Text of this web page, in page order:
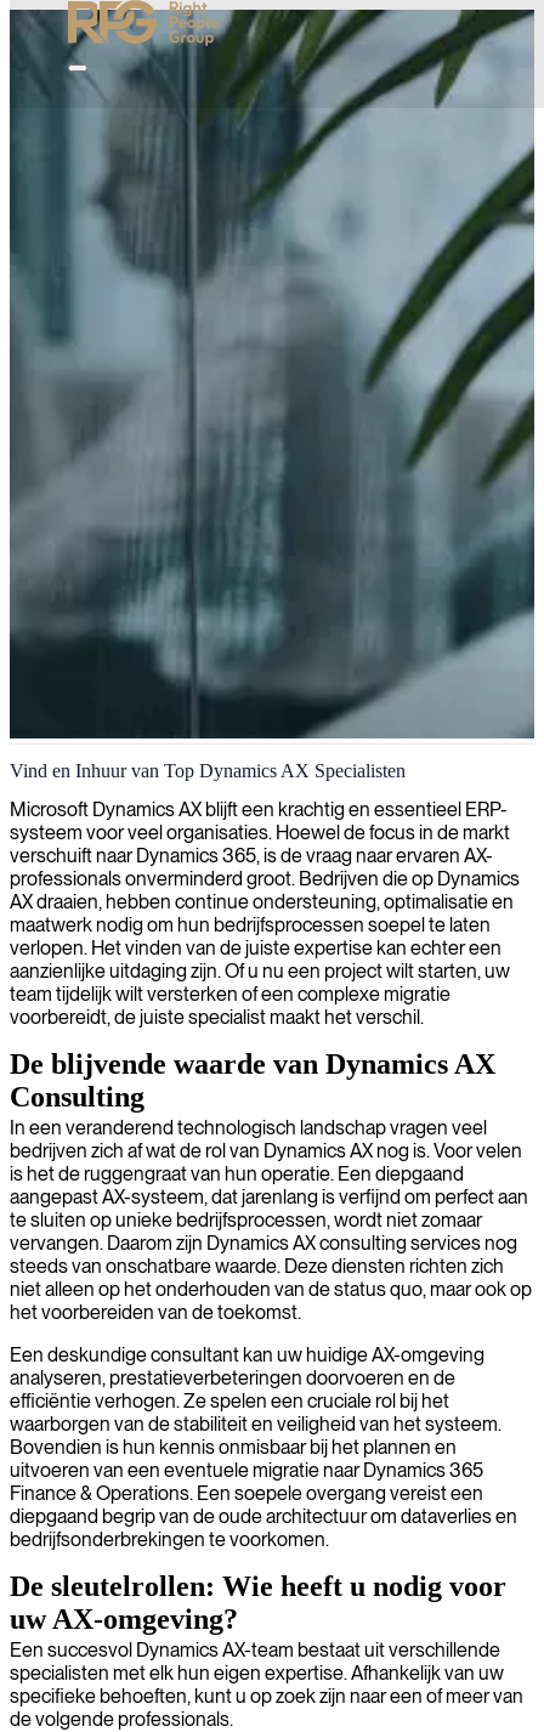
Beheer van bedrijfsmiddelen
Verbind met onze ervaren Dynamics AX 2012 consultants die
aangepaste ERP-oplossingen leveren om het potentieel van uw
systeem te maximaliseren en de operationele efficiëntie te
verbeteren.
Vind en Inhuur van Top Dynamics AX Specialisten
Microsoft Dynamics AX blijft een krachtig en essentieel ERP-
systeem voor veel organisaties. Hoewel de focus in de markt
verschuift naar Dynamics 365, is de vraag naar ervaren AX-
professionals onverminderd groot. Bedrijven die op Dynamics
AX draaien, hebben continue ondersteuning, optimalisatie en
maatwerk nodig om hun bedrijfsprocessen soepel te laten
verlopen. Het vinden van de juiste expertise kan echter een
aanzienlijke uitdaging zijn. Of u nu een project wilt starten, uw
team tijdelijk wilt versterken of een complexe migratie
voorbereidt, de juiste specialist maakt het verschil.
De blijvende waarde van Dynamics AX
Consulting
In een veranderend technologisch landschap vragen veel
bedrijven zich af wat de rol van Dynamics AX nog is. Voor velen
is het de ruggengraat van hun operatie. Een diepgaand
aangepast AX-systeem, dat jarenlang is verfijnd om perfect aan
te sluiten op unieke bedrijfsprocessen, wordt niet zomaar
vervangen. Daarom zijn Dynamics AX consulting services nog
steeds van onschatbare waarde. Deze diensten richten zich
niet alleen op het onderhouden van de status quo, maar ook op
het voorbereiden van de toekomst.
Een deskundige consultant kan uw huidige AX-omgeving
analyseren, prestatieverbeteringen doorvoeren en de
efficiëntie verhogen. Ze spelen een cruciale rol bij het
waarborgen van de stabiliteit en veiligheid van het systeem.
Bovendien is hun kennis onmisbaar bij het plannen en
uitvoeren van een eventuele migratie naar Dynamics 365
Finance & Operations. Een soepele overgang vereist een
diepgaand begrip van de oude architectuur om dataverlies en
bedrijfsonderbrekingen te voorkomen.
De sleutelrollen: Wie heeft u nodig voor
uw AX-omgeving?
Een succesvol Dynamics AX-team bestaat uit verschillende
specialisten met elk hun eigen expertise. Afhankelijk van uw
specifieke behoeften, kunt u op zoek zijn naar een of meer van
de volgende professionals.